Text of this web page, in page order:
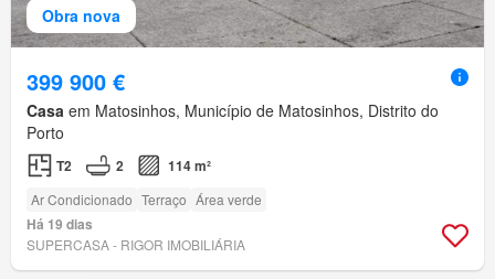
Obra nova
399 900 €
Casa em Matosinhos, Município de Matosinhos, Distrito do
Porto
T2 2 114 m²
Ar Condicionado Terraço Área verde
Há 19 dias
SUPERCASA - RIGOR IMOBILIÁRIA